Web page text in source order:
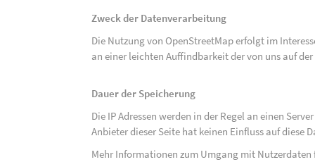
Zweck der Datenverarbeitung
Die Nutzung von OpenStreetMap erfolgt im
an einer leichten Auffindbarkeit der von uns auf
Dauer der Speicherung
Die IP Adressen werden in der Regel an einen
Anbieter dieser Seite hat keinen Einfluss auf diese
Mehr Informationen zum Umgang mit